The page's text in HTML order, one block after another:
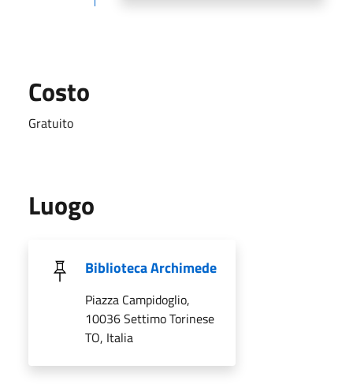
Costo
Gratuito
Luogo
Biblioteca Archimede
Piazza Campidoglio,
10036 Settimo Torinese
TO, Italia